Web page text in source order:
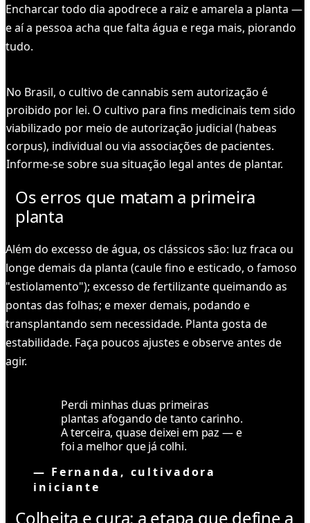
Encharcar todo dia apodrece a raiz e amarela a planta —
e aí a pessoa acha que falta água e rega mais, piorando
tudo.
No Brasil, o cultivo de cannabis sem autorização é
proibido por lei. O cultivo para fins medicinais tem sido
viabilizado por meio de autorização judicial (habeas
corpus), individual ou via associações de pacientes.
Informe-se sobre sua situação legal antes de plantar.
Os erros que matam a primeira
planta
Além do excesso de água, os clássicos são: luz fraca ou
longe demais da planta (caule fino e esticado, o famoso
"estiolamento"); excesso de fertilizante queimando as
pontas das folhas; e mexer demais, podando e
transplantando sem necessidade. Planta gosta de
estabilidade. Faça poucos ajustes e observe antes de
agir.
Perdi minhas duas primeiras
plantas afogando de tanto carinho.
A terceira, quase deixei em paz — e
foi a melhor que já colhi.
— Fernanda, cultivadora
iniciante
Colheita e cura: a etapa que define a